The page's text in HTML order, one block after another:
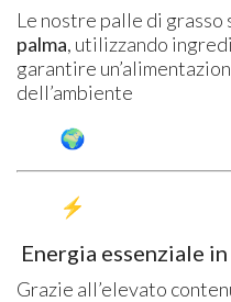
Le nostre palle di grasso
palma, utilizzando
garantire
dell’ambiente
Energia essenziale
Grazie all’elevato